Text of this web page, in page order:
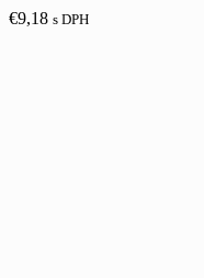
€9,18 s DPH